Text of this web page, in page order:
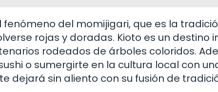
del momijigari, que es la
rojas y doradas. Kioto es un destino
rodeados de árboles coloridos.
o sumergirte en la cultura local con
dejará sin aliento con su fusión de